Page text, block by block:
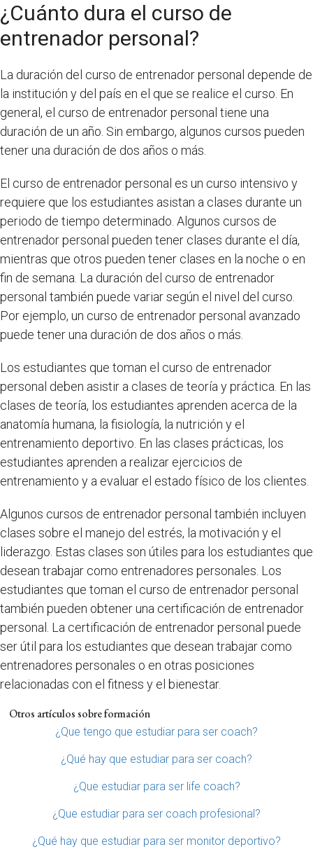
¿Cuánto dura el curso de
entrenador personal?
La duración del curso de entrenador personal depende de
la institución y del país en el que se realice el curso. En
general, el curso de entrenador personal tiene una
duración de un año. Sin embargo, algunos cursos pueden
tener una duración de dos años o más.
El curso de entrenador personal es un curso intensivo y
requiere que los estudiantes asistan a clases durante un
periodo de tiempo determinado. Algunos cursos de
entrenador personal pueden tener clases durante el día,
mientras que otros pueden tener clases en la noche o en
fin de semana. La duración del curso de entrenador
personal también puede variar según el nivel del curso.
Por ejemplo, un curso de entrenador personal avanzado
puede tener una duración de dos años o más.
Los estudiantes que toman el curso de entrenador
personal deben asistir a clases de teoría y práctica. En las
clases de teoría, los estudiantes aprenden acerca de la
anatomía humana, la fisiología, la nutrición y el
entrenamiento deportivo. En las clases prácticas, los
estudiantes aprenden a realizar ejercicios de
entrenamiento y a evaluar el estado físico de los clientes.
Algunos cursos de entrenador personal también incluyen
clases sobre el manejo del estrés, la motivación y el
liderazgo. Estas clases son útiles para los estudiantes que
desean trabajar como entrenadores personales. Los
estudiantes que toman el curso de entrenador personal
también pueden obtener una certificación de entrenador
personal. La certificación de entrenador personal puede
ser útil para los estudiantes que desean trabajar como
entrenadores personales o en otras posiciones
relacionadas con el fitness y el bienestar.
Otros artículos sobre formación
¿Que tengo que estudiar para ser coach?
¿Qué hay que estudiar para ser coach?
¿Que estudiar para ser life coach?
¿Que estudiar para ser coach profesional?
¿Qué hay que estudiar para ser monitor deportivo?